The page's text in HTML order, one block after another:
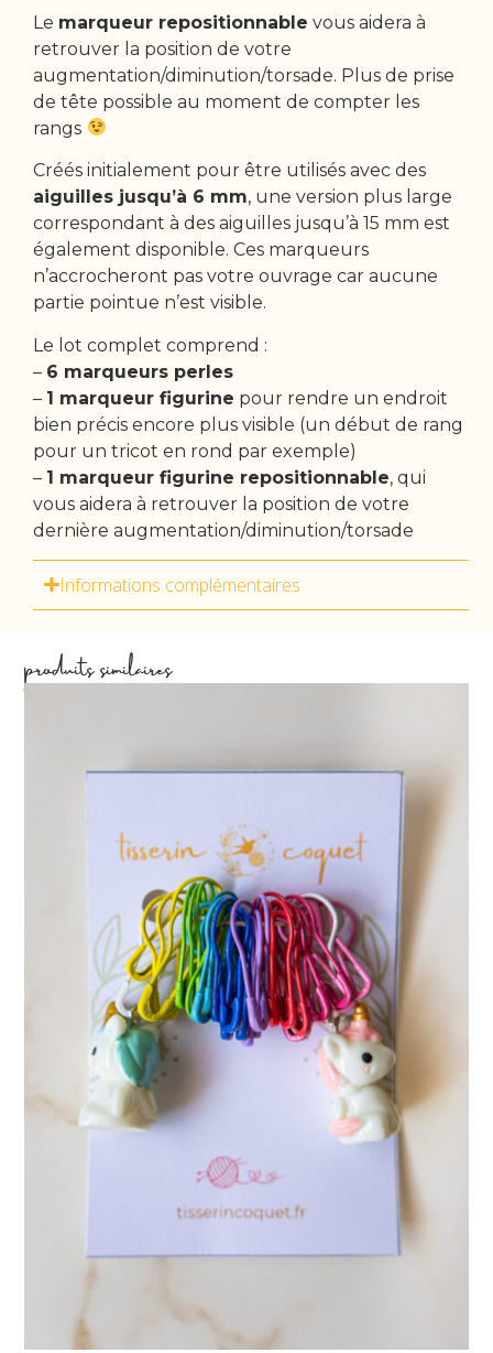
Le marqueur repositionnable vous aidera à
retrouver la position de votre
augmentation/diminution/torsade. Plus de prise
de tête possible au moment de compter les
rangs
Créés initialement pour être utilisés avec des
aiguilles jusqu’à 6 mm, une version plus large
correspondant à des aiguilles jusqu’à 15 mm est
également disponible. Ces marqueurs
n’accrocheront pas votre ouvrage car aucune
partie pointue n’est visible.
Le lot complet comprend :
– 6 marqueurs perles
– 1 marqueur figurine pour rendre un endroit
bien précis encore plus visible (un début de rang
pour un tricot en rond par exemple)
– 1 marqueur figurine repositionnable, qui
vous aidera à retrouver la position de votre
dernière augmentation/diminution/torsade
Informations complémentaires
produits similaires